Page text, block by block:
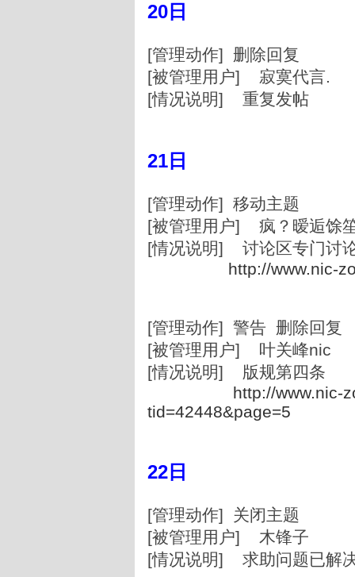
20日
[管理动作] 删除回复
[被管理用户] 寂寞代言.
[情况说明] 重复发帖
21日
[管理动作] 移动主题
[被管理用户] 疯？暧逅馀
[情况说明] 讨论区专门讨
http://www.nic-
[管理动作] 警告 删除回复
[被管理用户] 叶关峰nic
[情况说明] 版规第四条
http://www.nic-
tid=42448&page=5
22日
[管理动作] 关闭主题
[被管理用户] 木锋子
[情况说明] 求助问题已解